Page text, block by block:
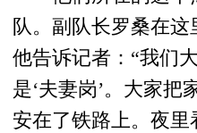
队。副队长罗桑在这
他告诉记者：“我们
是‘夫妻岗’。大家把
安在了铁路上。夜